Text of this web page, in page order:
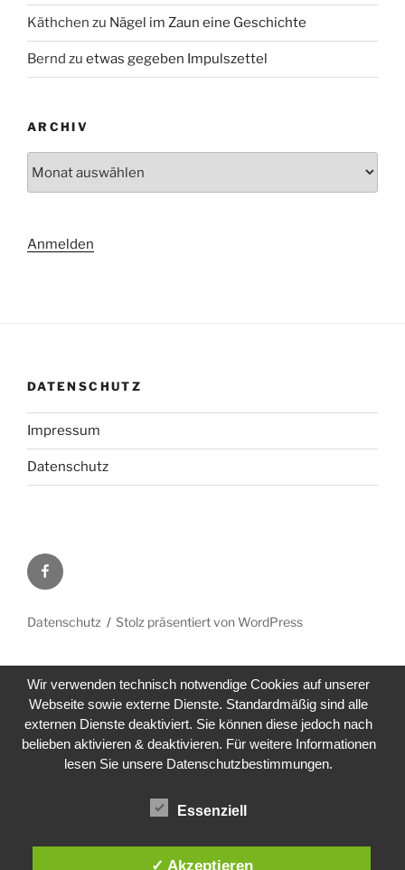
Käthchen zu Nägel im Zaun eine Geschichte
Bernd zu etwas gegeben Impulszettel
ARCHIV
Anmelden
DATENSCHUTZ
Impressum
Datenschutz
Facebook
Datenschutz Stolz präsentiert von WordPress
Wir verwenden technisch notwendige Cookies auf unserer
Webseite sowie externe Dienste. Standardmäßig sind alle
externen Dienste deaktiviert. Sie können diese jedoch nach
belieben aktivieren & deaktivieren. Für weitere Informationen
lesen Sie unsere Datenschutzbestimmungen.
Essenziell
✓ Akzeptieren